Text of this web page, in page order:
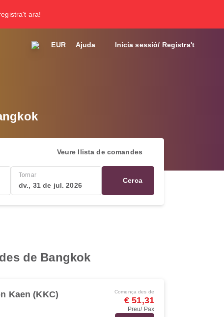
ara!
EUR Ajuda Inicia sessió/ Registra't
Veure llista de comandes
Tornar
dv., 31 de jul. 2026
Cerca
de Bangkok
Kaen (KKC) Comença des de
€ 51,31
Preu/ Pax